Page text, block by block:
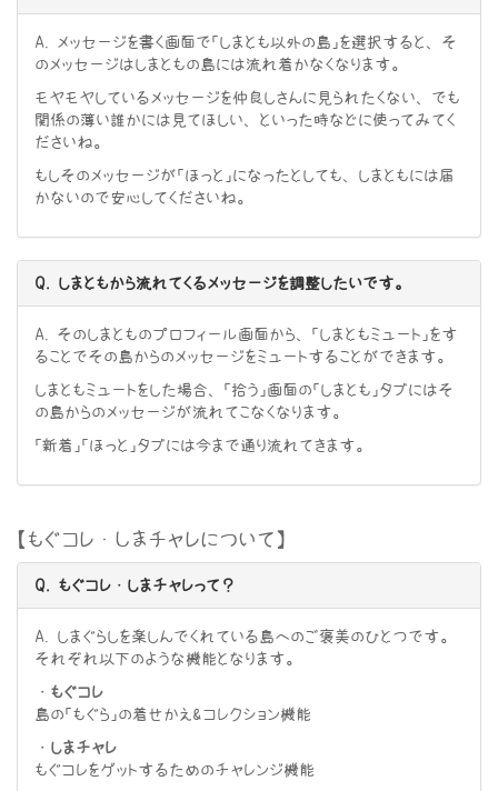
A. メッセージを書く画面で「しまとも以外の島」を選択すると、そ
のメッセージはしまともの島には流れ着かなくなります。
モヤモヤしているメッセージを仲良しさんに見られたくない、でも
関係の薄い誰かには見てほしい、といった時などに使ってみてく
ださいね。
もしそのメッセージが「ほっと」になったとしても、しまともには届
かないので安心してくださいね。
Q. しまともから流れてくるメッセージを調整したいです。
A. そのしまとものプロフィール画面から、「しまともミュート」をす
ることでその島からのメッセージをミュートすることができます。
しまともミュートをした場合、「拾う」画面の「しまとも」タブにはそ
の島からのメッセージが流れてこなくなります。
「新着」「ほっと」タブには今まで通り流れてきます。
【もぐコレ・しまチャレについて】
Q. もぐコレ・しまチャレって？
A. しまぐらしを楽しんでくれている島へのご褒美のひとつです。
それぞれ以下のような機能となります。
・もぐコレ
島の「もぐら」の着せかえ&コレクション機能
・しまチャレ
もぐコレをゲットするためのチャレンジ機能